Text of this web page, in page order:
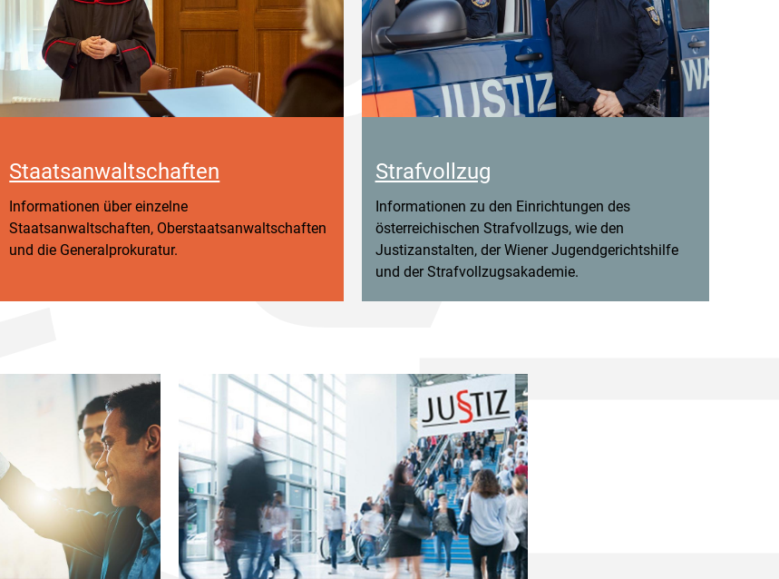
Staatsanwaltschaften
Informationen über einzelne
Staatsanwaltschaften, Oberstaatsanwaltschaften
und die Generalprokuratur.
Strafvollzug
Informationen zu den Einrichtungen des
österreichischen Strafvollzugs, wie den
Justizanstalten, der Wiener Jugendgerichtshilfe
und der Strafvollzugsakademie.